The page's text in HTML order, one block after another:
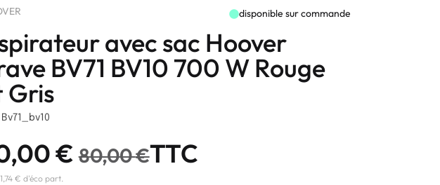
disponible sur commande
avec sac Hoover
BV71 BV10 700 W Rouge
Gris
€ 80,00€TTC
€ d'éco part.